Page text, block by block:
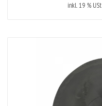
inkl. 19 % USt